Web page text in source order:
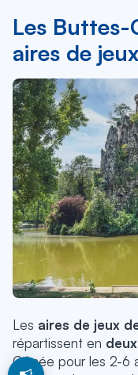
Les
aires de jeux
Les aires de jeux
répartissent en
Crimée pour les 2-6